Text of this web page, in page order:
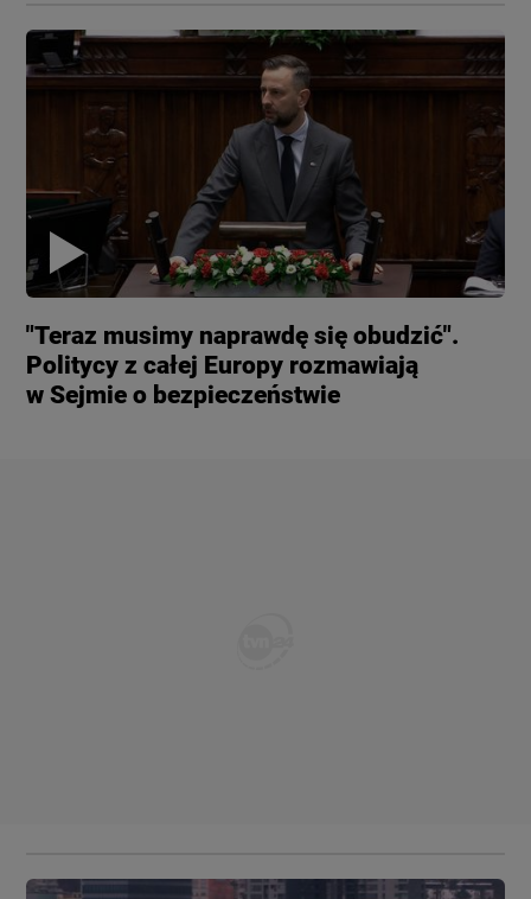
"Teraz musimy naprawdę się obudzić".
Politycy z całej Europy rozmawiają
w Sejmie o bezpieczeństwie